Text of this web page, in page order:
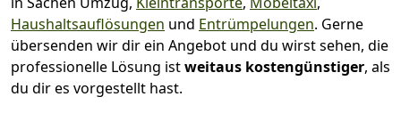
Haushaltsauflösungen und Entrümpelungen. Gerne
übersenden wir dir ein Angebot und du wirst sehen, die
professionelle Lösung istweitaus kostengünstiger, als
du dir es vorgestellt hast.